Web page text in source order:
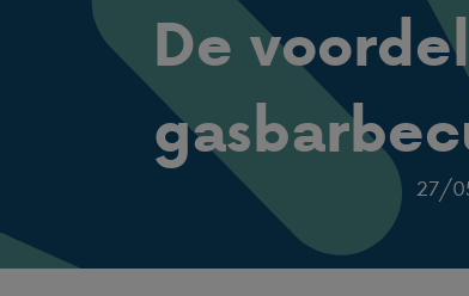
De
27/